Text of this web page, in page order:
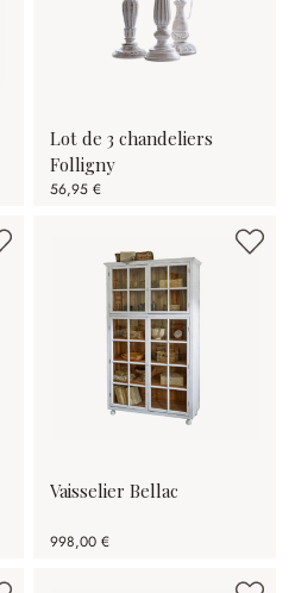
Lot de 3 chandeliers
Folligny
56,95 €
Vaisselier Bellac
998,00 €